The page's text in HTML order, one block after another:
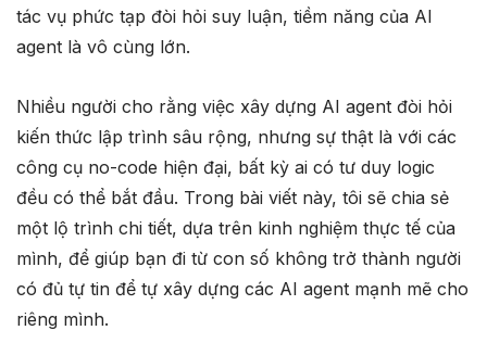
tác vụ phức tạp đòi hỏi suy luận, tiềm năng của AI
agent là vô cùng lớn.
Nhiều người cho rằng việc xây dựng AI agent đòi hỏi
kiến thức lập trình sâu rộng, nhưng sự thật là với các
công cụ no-code hiện đại, bất kỳ ai có tư duy logic
đều có thể bắt đầu. Trong bài viết này, tôi sẽ chia sẻ
một lộ trình chi tiết, dựa trên kinh nghiệm thực tế của
mình, để giúp bạn đi từ con số không trở thành người
có đủ tự tin để tự xây dựng các AI agent mạnh mẽ cho
riêng mình.